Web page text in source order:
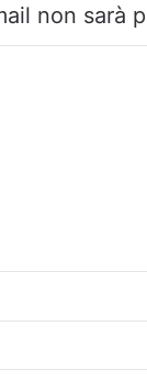
non sarà